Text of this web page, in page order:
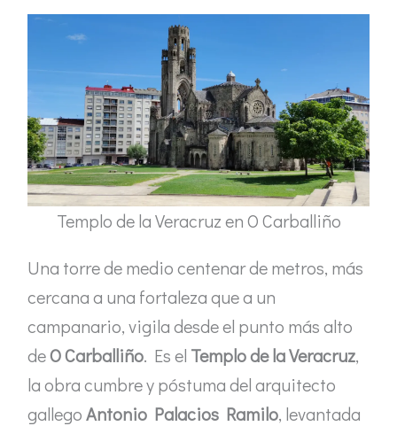
Templo de la Veracruz en O Carballiño
Una torre de medio centenar de metros, más
cercana a una fortaleza que a un
campanario, vigila desde el punto más alto
deO Carballiño. Es el Templo de la Veracruz,
la obra cumbre y póstuma del arquitecto
gallegoAntonio Palacios Ramilo, levantada